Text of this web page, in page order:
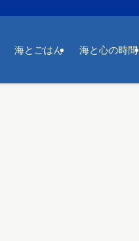
海とごはん 海と心の時間